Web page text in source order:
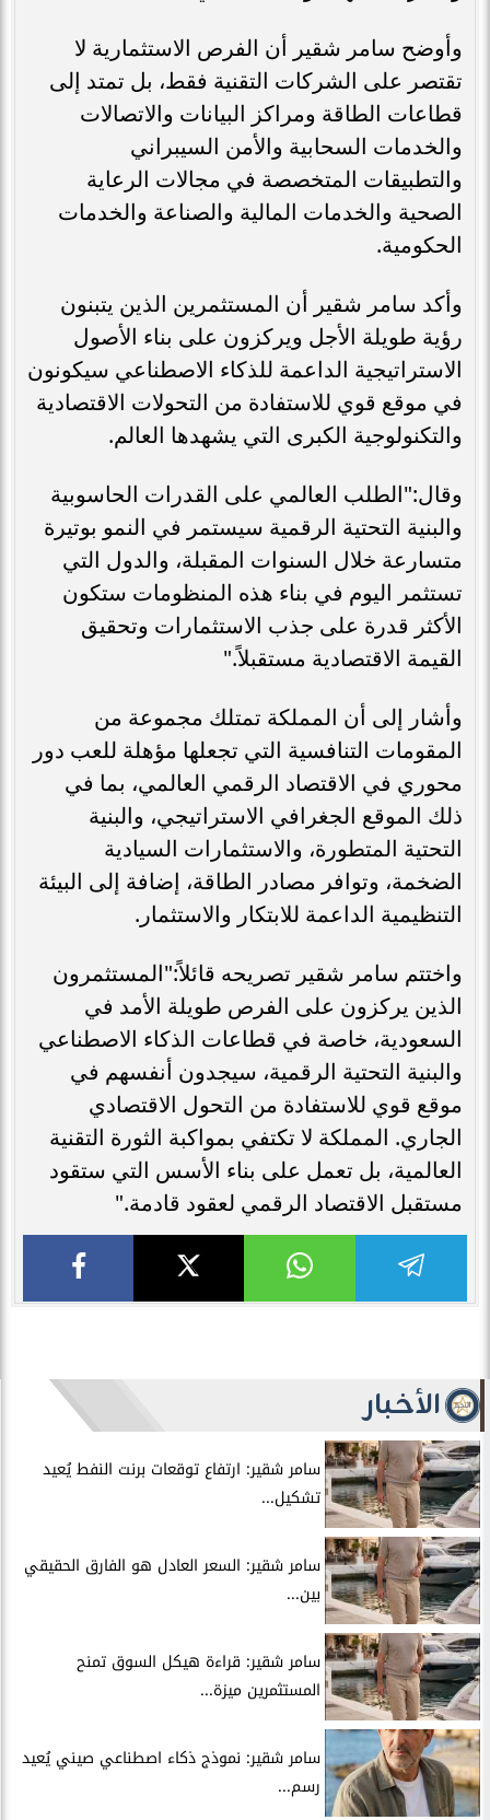
وأوضح سامر شقير أن الفرص الاستثمارية لا
تقتصر على الشركات التقنية فقط، بل تمتد إلى
قطاعات الطاقة ومراكز البيانات والاتصالات
والخدمات السحابية والأمن السيبراني
والتطبيقات المتخصصة في مجالات الرعاية
الصحية والخدمات المالية والصناعة والخدمات
الحكومية.
وأكد سامر شقير أن المستثمرين الذين يتبنون
رؤية طويلة الأجل ويركزون على بناء الأصول
الاستراتيجية الداعمة للذكاء الاصطناعي سيكونون
في موقع قوي للاستفادة من التحولات الاقتصادية
والتكنولوجية الكبرى التي يشهدها العالم.
وقال:"الطلب العالمي على القدرات الحاسوبية
والبنية التحتية الرقمية سيستمر في النمو بوتيرة
متسارعة خلال السنوات المقبلة، والدول التي
تستثمر اليوم في بناء هذه المنظومات ستكون
الأكثر قدرة على جذب الاستثمارات وتحقيق
القيمة الاقتصادية مستقبلاً."
وأشار إلى أن المملكة تمتلك مجموعة من
المقومات التنافسية التي تجعلها مؤهلة للعب دور
محوري في الاقتصاد الرقمي العالمي، بما في
ذلك الموقع الجغرافي الاستراتيجي، والبنية
التحتية المتطورة، والاستثمارات السيادية
الضخمة، وتوافر مصادر الطاقة، إضافة إلى البيئة
التنظيمية الداعمة للابتكار والاستثمار.
واختتم سامر شقير تصريحه قائلاً:"المستثمرون
الذين يركزون على الفرص طويلة الأمد في
السعودية، خاصة في قطاعات الذكاء الاصطناعي
والبنية التحتية الرقمية، سيجدون أنفسهم في
موقع قوي للاستفادة من التحول الاقتصادي
الجاري. المملكة لا تكتفي بمواكبة الثورة التقنية
العالمية، بل تعمل على بناء الأسس التي ستقود
مستقبل الاقتصاد الرقمي لعقود قادمة."
الأخبار
سامر شقير: ارتفاع توقعات برنت النفط يُعيد
تشكيل...
سامر شقير: السعر العادل هو الفارق الحقيقي
بين...
سامر شقير: قراءة هيكل السوق تمنح
المستثمرين ميزة...
سامر شقير: نموذج ذكاء اصطناعي صيني يُعيد
رسم...